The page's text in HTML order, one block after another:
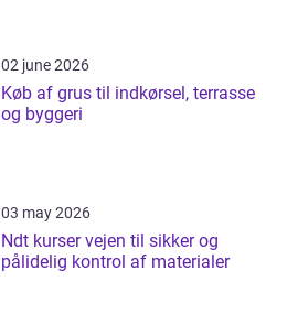
02 june 2026
Køb af grus til indkørsel, terrasse
og byggeri
03 may 2026
Ndt kurser vejen til sikker og
pålidelig kontrol af materialer